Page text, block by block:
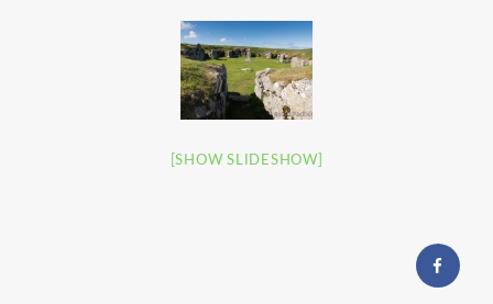
[SHOW SLIDESHOW]